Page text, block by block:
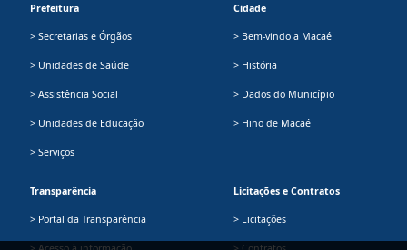
Prefeitura
> Secretarias e Órgãos
> Unidades de Saúde
> Assistência Social
> Unidades de Educação
> Serviços
Cidade
> Bem-vindo a Macaé
> História
> Dados do Município
> Hino de Macaé
Transparência
> Portal da Transparência
Licitações e Contratos
> Licitações